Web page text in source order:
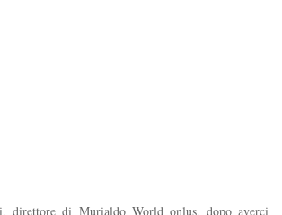
direttore di Murialdo World onlus, dopo averci